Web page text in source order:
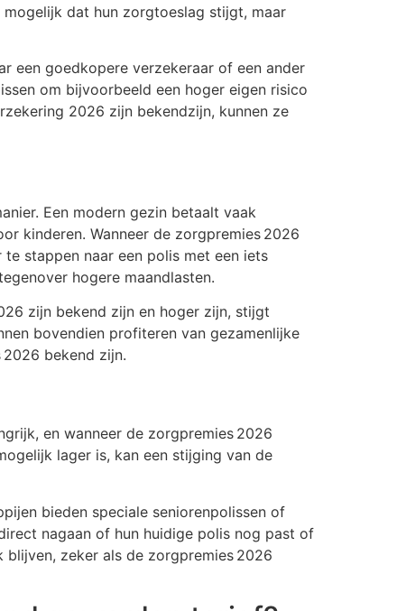
dat hun zorgtoeslag stijgt, maar
een goedkopere verzekeraar of een ander
om bijvoorbeeld een hoger eigen risico
2026 zijn bekendzijn, kunnen ze
Een modern gezin betaalt vaak
kinderen. Wanneer de zorgpremies 2026
stappen naar een polis met een iets
hogere maandlasten.
zijn bekend zijn en hoger zijn, stijgt
bovendien profiteren van gezamenlijke
bekend zijn.
en wanneer de zorgpremies 2026
lager is, kan een stijging van de
bieden speciale seniorenpolissen of
nagaan of hun huidige polis nog past of
zeker als de zorgpremies 2026